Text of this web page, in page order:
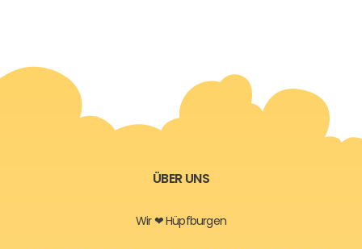
ÜBER UNS
Wir ❤ Hüpfburgen